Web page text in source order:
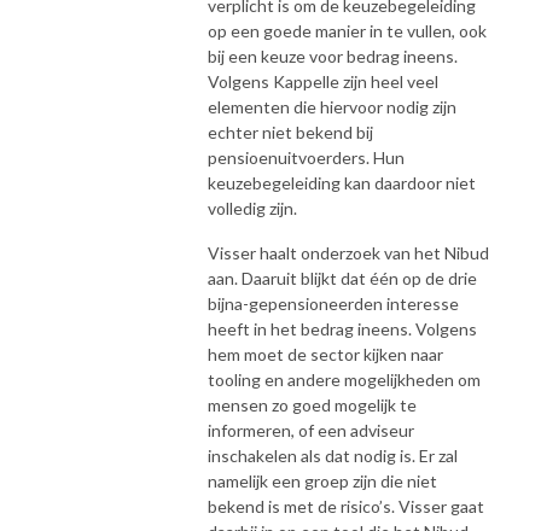
verplicht is om de keuzebegeleiding
op een goede manier in te vullen, ook
bij een keuze voor bedrag ineens.
Volgens Kappelle zijn heel veel
elementen die hiervoor nodig zijn
echter niet bekend bij
pensioenuitvoerders. Hun
keuzebegeleiding kan daardoor niet
volledig zijn.
Visser haalt onderzoek van het Nibud
aan. Daaruit blijkt dat één op de drie
bijna-gepensioneerden interesse
heeft in het bedrag ineens. Volgens
hem moet de sector kijken naar
tooling en andere mogelijkheden om
mensen zo goed mogelijk te
informeren, of een adviseur
inschakelen als dat nodig is. Er zal
namelijk een groep zijn die niet
bekend is met de risico’s. Visser gaat